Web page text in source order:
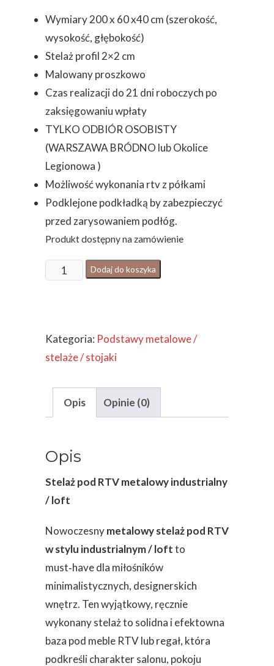
Wymiary 200 x 60 x40 cm (szerokość,
wysokość, głębokość)
Stelaż profil 2×2 cm
Malowany proszkowo
Czas realizacji do 21 dni roboczych po
zaksięgowaniu wpłaty
TYLKO ODBIÓR OSOBISTY
(WARSZAWA BRÓDNO lub Okolice
Legionowa )
Możliwość wykonania rtv z półkami
Podklejone podkładką by zabezpieczyć
przed zarysowaniem podłóg.
Produkt dostępny na zamówienie
ilość
METALOWY
INDUSTRIALNY
LOFT
Dodaj do koszyka
Kategoria: Podstawy metalowe /
stelaże / stojaki
Opis Opinie (0)
Opis
Stelaż pod RTV metalowy industrialny
/ loft
Nowoczesnymetalowy stelaż pod RTV
w stylu industrialnym / loftto
must‑have dla miłośników
minimalistycznych, designerskich
wnętrz. Ten wyjątkowy, ręcznie
wykonany stelaż to solidna i efektowna
baza pod meble RTV lub regał, która
podkreśli charakter salonu, pokoju